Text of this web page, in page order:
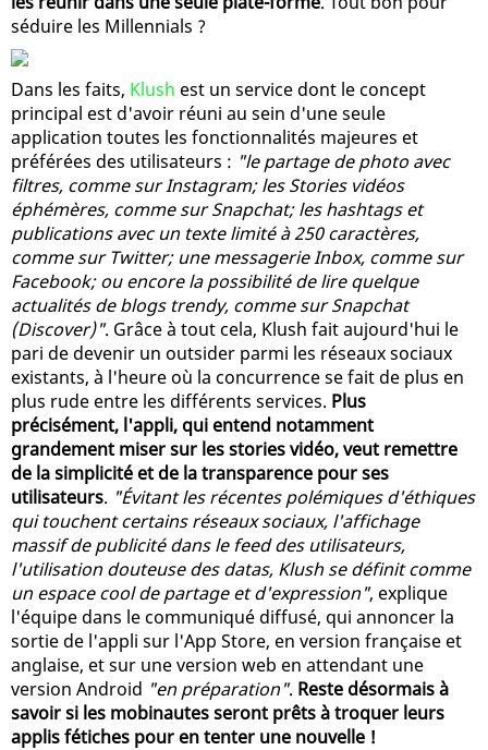
séduire les Millennials ?
Dans les faits, Klush est un service dont le concept
principal est d'avoir réuni au sein d'une seule
application toutes les fonctionnalités majeures et
préférées des utilisateurs : "le partage de photo avec
filtres, comme sur Instagram; les Stories vidéos
éphémères, comme sur Snapchat; les hashtags et
publications avec un texte limité à 250 caractères,
comme sur Twitter; une messagerie Inbox, comme sur
Facebook; ou encore la possibilité de lire quelque
actualités de blogs trendy, comme sur Snapchat
(Discover)". Grâce à tout cela, Klush fait aujourd'hui le
pari de devenir un outsider parmi les réseaux sociaux
existants, à l'heure où la concurrence se fait de plus en
plus rude entre les différents services. Plus
précisément, l'appli, qui entend notamment
grandement miser sur les stories vidéo, veut remettre
de la simplicité et de la transparence pour ses
utilisateurs. "Évitant les récentes polémiques d'éthiques
qui touchent certains réseaux sociaux, l'affichage
massif de publicité dans le feed des utilisateurs,
l'utilisation douteuse des datas, Klush se définit comme
un espace cool de partage et d'expression", explique
l'équipe dans le communiqué diffusé, qui annoncer la
sortie de l'appli sur l'App Store, en version française et
anglaise, et sur une version web en attendant une
version Android "en préparation". Reste désormais à
savoir si les mobinautes seront prêts à troquer leurs
applis fétiches pour en tenter une nouvelle !